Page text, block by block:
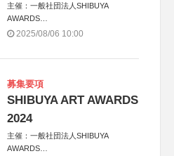
主催：一般社団法人SHIBUYA
AWARDS
共催：渋谷区、SHIBUYA AWARDS
2025/08/06 10:00
募集要項
SHIBUYA ART AWARDS
2024
主催：一般社団法人SHIBUYA
AWARDS